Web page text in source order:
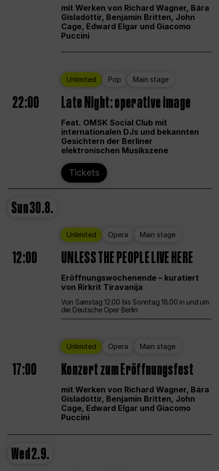
mit Werken von Richard Wagner, Bára
Gísladóttir, Benjamin Britten, John
Cage, Edward Elgar und Giacomo
Puccini
Unlimited Pop Main stage
22:00 Late Night: operative image
Feat. OMSK Social Club mit
internationalen DJs und bekannten
Gesichtern der Berliner
elektronischen Musikszene
Tickets
Sun30.8.
Unlimited Opera Main stage
12:00 UNLESS THE PEOPLE LIVE HERE
Eröffnungswochenende – kuratiert
von Rirkrit Tiravanija
Von Samstag 12.00 bis Sonntag 18.00 in und um
die Deutsche Oper Berlin
Unlimited Opera Main stage
17:00 Konzert zum Eröffnungsfest
mit Werken von Richard Wagner, Bára
Gísladóttir, Benjamin Britten, John
Cage, Edward Elgar und Giacomo
Puccini
Wed2.9.